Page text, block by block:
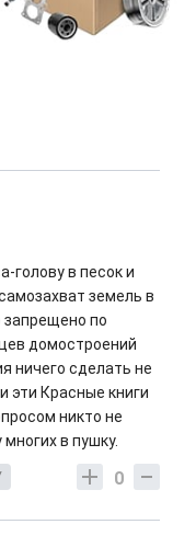
голову в песок и
земель в
запрещено по
домостроений
ничего сделать не
эти Красные книги
никто не
в пушку.
0